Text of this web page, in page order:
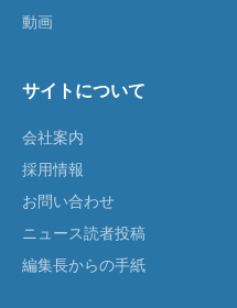
動画
サイトについて
会社案内
採用情報
お問い合わせ
ニュース読者投稿
編集長からの手紙